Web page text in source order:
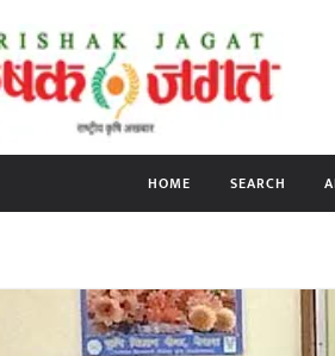
HOME SEARCH